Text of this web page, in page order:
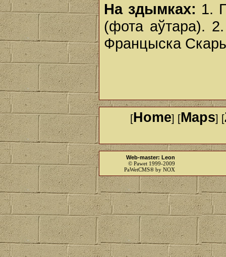
На здымках: 1.
(фота аўтара).
Францыска
[Home] [Maps] [
Web-master: Leon
© Pawet 1999-2009
PaWetCMS® by NOX